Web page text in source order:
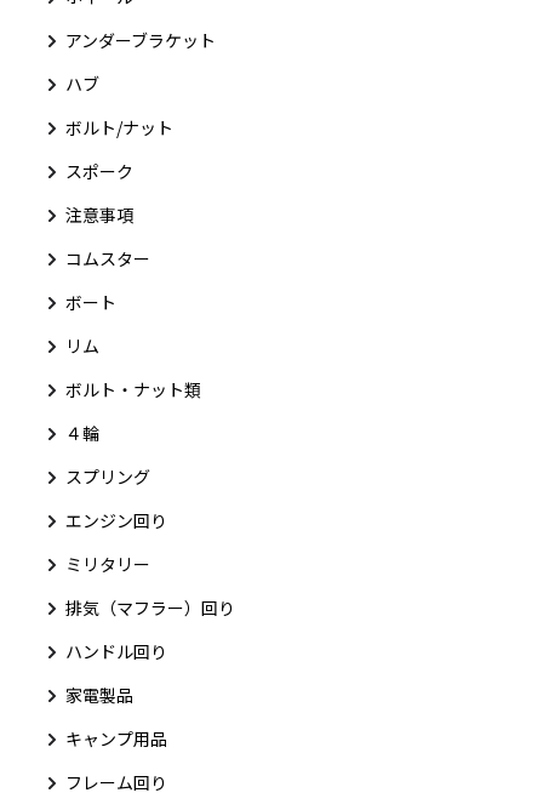
アンダーブラケット
ハブ
ボルト/ナット
スポーク
注意事項
コムスター
ボート
リム
ボルト・ナット類
４輪
スプリング
エンジン回り
ミリタリー
排気（マフラー）回り
ハンドル回り
家電製品
キャンプ用品
フレーム回り